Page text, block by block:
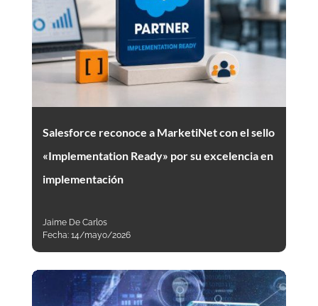
Salesforce reconoce a MarketiNet con el sello
«Implementation Ready» por su excelencia en
implementación
Jaime De Carlos
Fecha: 14/mayo/2026